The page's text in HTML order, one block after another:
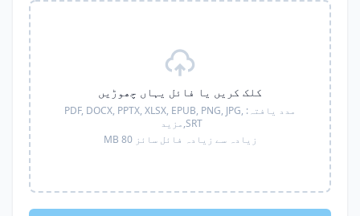
کلک کریں یا فائل یہاں چھوڑیں
مدد یافتہ: PDF, DOCX, PPTX, XLSX, EPUB, PNG, JPG,
SRT, مزید
زیادہ سے زیادہ فائل سائز 80 MB